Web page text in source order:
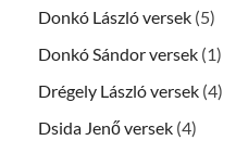
Donkó László versek (5)
Donkó Sándor versek (1)
Drégely László versek (4)
Dsida Jenő versek (4)